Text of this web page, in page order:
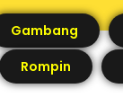
Gambang
Rompin